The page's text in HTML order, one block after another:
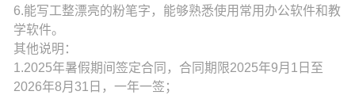
6.能写工整漂亮的粉笔字，能够熟悉使用常用办公软件和教
学软件。
其他说明：
1.2025年暑假期间签定合同，合同期限2025年9月1日至
2026年8月31日，一年一签；